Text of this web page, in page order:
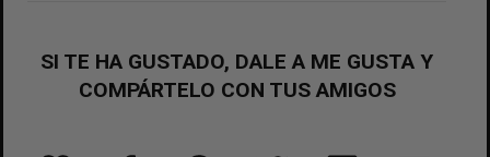
SI TE HA GUSTADO, DALE A ME GUSTA Y
COMPÁRTELO CON TUS AMIGOS